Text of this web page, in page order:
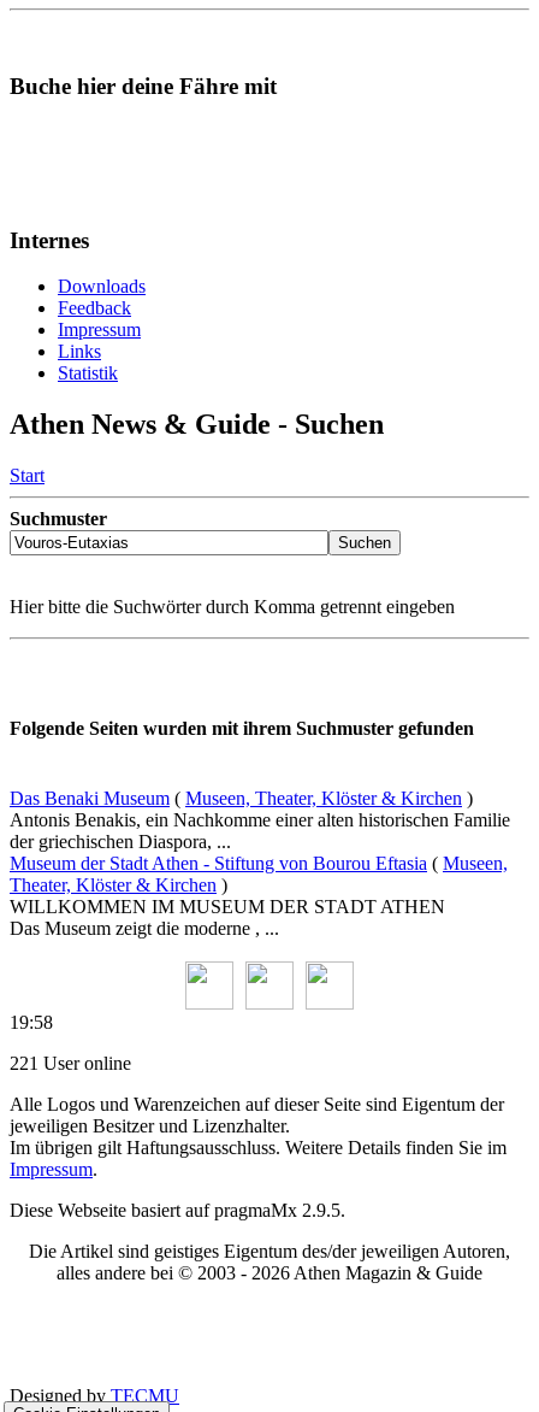
Buche hier deine Fähre mit
Internes
Downloads
Feedback
Impressum
Links
Statistik
Athen News & Guide - Suchen
Start
Suchmuster
Hier bitte die Suchwörter durch Komma getrennt eingeben
Folgende Seiten wurden mit ihrem Suchmuster gefunden
Das Benaki Museum ( Museen, Theater, Klöster & Kirchen )
Antonis Benakis, ein Nachkomme einer alten historischen Familie
der griechischen Diaspora, ...
Museum der Stadt Athen - Stiftung von Bourou Eftasia ( Museen,
Theater, Klöster & Kirchen )
WILLKOMMEN IM MUSEUM DER STADT ATHEN
Das Museum zeigt die moderne , ...
19:58
221 User online
Alle Logos und Warenzeichen auf dieser Seite sind Eigentum der
jeweiligen Besitzer und Lizenzhalter.
Im übrigen gilt Haftungsausschluss. Weitere Details finden Sie im
Impressum.
Diese Webseite basiert auf pragmaMx 2.9.5.
Die Artikel sind geistiges Eigentum des/der jeweiligen Autoren,
alles andere bei © 2003 - 2026 Athen Magazin & Guide
Designed by TECMU